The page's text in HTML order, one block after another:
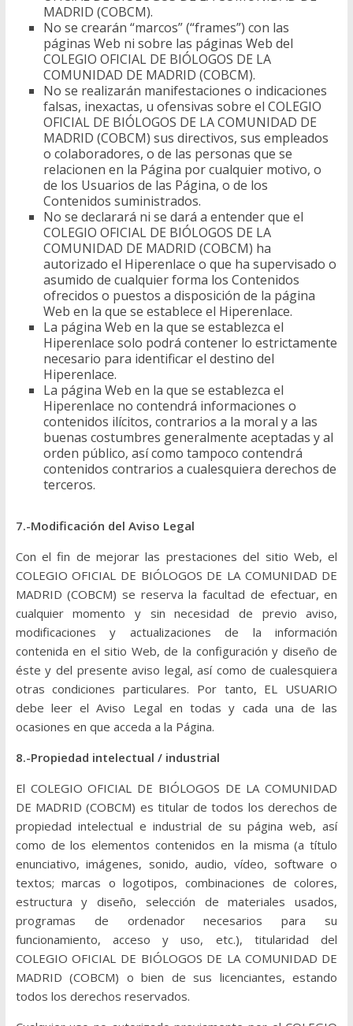
MADRID (COBCM).
No se crearán “marcos” (“frames”) con las
páginas Web ni sobre las páginas Web del
COLEGIO OFICIAL DE BIÓLOGOS DE LA
COMUNIDAD DE MADRID (COBCM).
No se realizarán manifestaciones o indicaciones
falsas, inexactas, u ofensivas sobre el COLEGIO
OFICIAL DE BIÓLOGOS DE LA COMUNIDAD DE
MADRID (COBCM) sus directivos, sus empleados
o colaboradores, o de las personas que se
relacionen en la Página por cualquier motivo, o
de los Usuarios de las Página, o de los
Contenidos suministrados.
No se declarará ni se dará a entender que el
COLEGIO OFICIAL DE BIÓLOGOS DE LA
COMUNIDAD DE MADRID (COBCM) ha
autorizado el Hiperenlace o que ha supervisado o
asumido de cualquier forma los Contenidos
ofrecidos o puestos a disposición de la página
Web en la que se establece el Hiperenlace.
La página Web en la que se establezca el
Hiperenlace solo podrá contener lo estrictamente
necesario para identificar el destino del
Hiperenlace.
La página Web en la que se establezca el
Hiperenlace no contendrá informaciones o
contenidos ilícitos, contrarios a la moral y a las
buenas costumbres generalmente aceptadas y al
orden público, así como tampoco contendrá
contenidos contrarios a cualesquiera derechos de
terceros.
7.-Modificación del Aviso Legal
Con el fin de mejorar las prestaciones del sitio Web, el
COLEGIO OFICIAL DE BIÓLOGOS DE LA COMUNIDAD DE
MADRID (COBCM) se reserva la facultad de efectuar, en
cualquier momento y sin necesidad de previo aviso,
modificaciones y actualizaciones de la información
contenida en el sitio Web, de la configuración y diseño de
éste y del presente aviso legal, así como de cualesquiera
otras condiciones particulares. Por tanto, EL USUARIO
debe leer el Aviso Legal en todas y cada una de las
ocasiones en que acceda a la Página.
8.-Propiedad intelectual / industrial
El COLEGIO OFICIAL DE BIÓLOGOS DE LA COMUNIDAD
DE MADRID (COBCM) es titular de todos los derechos de
propiedad intelectual e industrial de su página web, así
como de los elementos contenidos en la misma (a título
enunciativo, imágenes, sonido, audio, vídeo, software o
textos; marcas o logotipos, combinaciones de colores,
estructura y diseño, selección de materiales usados,
programas de ordenador necesarios para su
funcionamiento, acceso y uso, etc.), titularidad del
COLEGIO OFICIAL DE BIÓLOGOS DE LA COMUNIDAD DE
MADRID (COBCM) o bien de sus licenciantes, estando
todos los derechos reservados.